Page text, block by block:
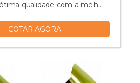
qualidade com a melhor
POUCO MAIS SOBRE O
e excelência em uma área
A Vitta Reatores foca seus
COTAR AGORA